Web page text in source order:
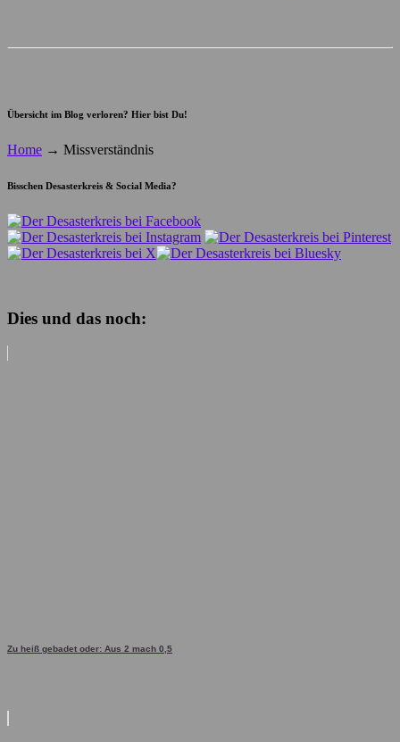
Übersicht im Blog verloren? Hier bist Du!
Home → Missverständnis
Bisschen Desasterkreis & Social Media?
Dies und das noch:
Zu heiß gebadet oder: Aus 2 mach 0,5